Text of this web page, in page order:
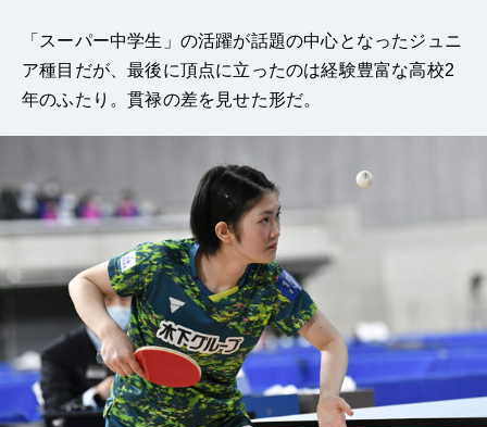
「スーパー中学生」の活躍が話題の中心となったジュニ
ア種目だが、最後に頂点に立ったのは経験豊富な高校2
年のふたり。貫禄の差を見せた形だ。